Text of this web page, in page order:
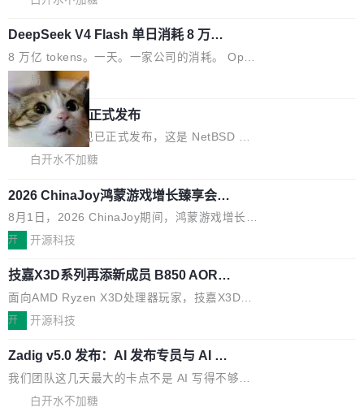
OpenAI CTO Mira Murati 创立的公司，连创始
团队都留不住。 但 Thinking Machines 不是唯
一在人才争夺战中失血的公司。六月，Google
连失两员大将：Noam Shazeer 去了 Op...
MP4 muxer 中支持 LCEVC 音轨复用 Playdate
视频编码器和多路复用器 添加 v360_vulkan filt
er HE-AAC 960 解码 (DAB+) transpose_cuda
filter 添加 AMF Frame Rate Converter (vf_frc
_amf) filter SMPTE 2094-50 元数据支持和直
通 ProRes RAW VideoToolbox 硬件加速器 AP
DeepSeek V4 Flash 单日消耗 8 万亿 t
okens 登顶热搜
8 万亿 tokens。一天。一家公司的消耗。 Open
Code 在 X 上发帖：「DeepSeek Flash did 8T
tokens on August 1st. 5T of free usage + 3T
on OpenCode Go.」79.8 万次浏览，连带着 #
DeepSeek一天消耗了8万亿# 上了微博热搜——
注意这是 OpenCode 一家的消耗。 OpenCode
月。用户交了 10 美元，就能用 DeepSeek Flas
h 随便写代码，按网友说法：「怎么使劲用也用
不完。」5T 来自免费额度，3T 来自 Go...
局
NetBSD 11.0 正式发布
NetBSD 11.0 现已正式发布，这是 NetBSD 操
作系统的第十八个主要版本。 自 NetBSD 10.1
架构的支持。NetBSD 11.0 是首个支持 64 位 R
ISC-V 平台的稳定版本，涵盖一系列基于 StarFi
ve JH71XX 的设备，例如 VisionFive 2、PINE
-2024 和 C23 编程接口标准的兼容性。 compat
_linux(8) 增强了对 Linux 系统调用的支持，包
括 epoll（围绕 kqueue 实现）、POSIX 消息队
列、...
白开水不加糖
2026 ChinaJoy鸿蒙游戏增长臻享会举
办，鲸鸿动能系统呈现游戏行业解决方
案
8月1日，2026 ChinaJoy期间，鸿蒙游戏增长臻
享会在上海举办。鸿蒙生态的全场景智慧营销平
发者及生态伙伴，系统呈现了平台在游戏领域的
完整能力版图——从IAP高价值用户的全周期经
营、到IAA游戏的“买变一体”正循环、再到联运与
的出海增长布局。 华为终端云业务商业化销售负
责人在开场致辞中表示，游戏开发者的核心诉求
已不再是“多一个投放渠道”，而是一套能够持续
开 开源科技
技嘉X3D系列再添新成员 B850 AORU
S ELITE X3D主板强化性能体验
面向AMD Ryzen X3D处理器玩家，技嘉X3D系
列主板阵容迎来新成员——B850 AORUS ELITE
产品，B850 AORUS ELITE X3D延续技嘉在X3
D平台优化上的技术积累，旨在为游戏玩家带来
更稳定、更高效的装机选择。 B850 AORUS ELI
开 开源科技
Zadig v5.0 发布：AI 发布专员与 AI 审
查专员上线
我们团队这几天最大的卡点不是 AI 写得不够
好，是 AI 写得太好了。 好到审查排期从两天的
白开水不加糖